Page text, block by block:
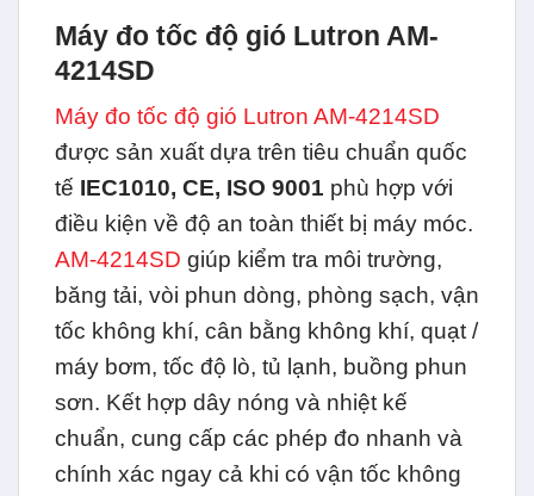
Máy đo tốc độ gió Lutron AM-
4214SD
Máy đo tốc độ gió Lutron AM-4214SD
được sản xuất dựa trên tiêu chuẩn quốc
tế IEC1010, CE, ISO 9001 phù hợp với
điều kiện về độ an toàn thiết bị máy móc.
AM-4214SD giúp kiểm tra môi trường,
băng tải, vòi phun dòng, phòng sạch, vận
tốc không khí, cân bằng không khí, quạt /
máy bơm, tốc độ lò, tủ lạnh, buồng phun
sơn. Kết hợp dây nóng và nhiệt kế
chuẩn, cung cấp các phép đo nhanh và
chính xác ngay cả khi có vận tốc không